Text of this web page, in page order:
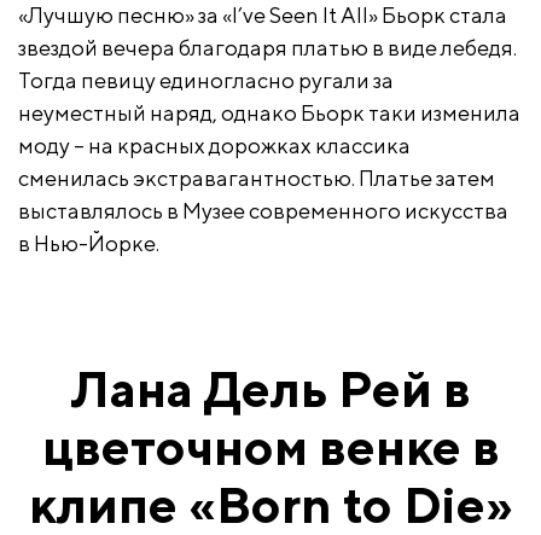
«Лучшую песню» за «I’ve Seen It All» Бьорк стала
звездой вечера благодаря платью в виде лебедя.
Тогда певицу единогласно ругали за
неуместный наряд, однако Бьорк таки изменила
моду – на красных дорожках классика
сменилась экстравагантностью. Платье затем
выставлялось в Музее современного искусства
в Нью-Йорке.
Лана Дель Рей в
цветочном венке в
клипе «Born to Die»